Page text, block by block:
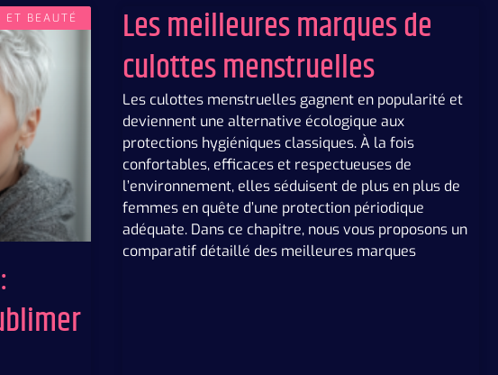
ET BEAUTÉ
Les meilleures marques de
culottes menstruelles
Les culottes menstruelles gagnent en popularité et
deviennent une alternative écologique aux
protections hygiéniques classiques. À la fois
confortables, efficaces et respectueuses de
l’environnement, elles séduisent de plus en plus de
femmes en quête d’une protection périodique
adéquate. Dans ce chapitre, nous vous proposons un
comparatif détaillé des meilleures marques